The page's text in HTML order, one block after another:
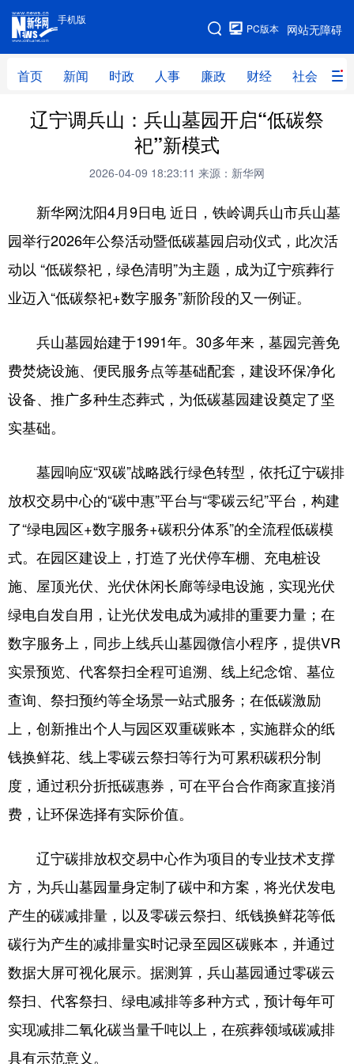
手机版
网站无障碍
PC版本
首页 新闻 时政 人事 廉政 财经 社会 科
手机版
网站地图
首页 新闻 时政 人事
财经 社会
体育 视频 直播 无人机
地方频道
辽宁 吉林 上海 江苏
浙江 安徽 福建 江西
四川 贵州 云南 西藏
新疆 内蒙古 黑龙江
多语种频道
English Español Français عربى
Русский язык 日本語 한국어
Deutsch Português
辽宁调兵山：兵山墓园开启“低碳祭
祀”新模式
2026-04-09 18:23:11 来源：新华网
新华网沈阳4月9日电 近日，铁岭调兵山市兵山墓
园举行2026年公祭活动暨低碳墓园启动仪式，此次活
动以 “低碳祭祀，绿色清明”为主题，成为辽宁殡葬行
业迈入“低碳祭祀+数字服务”新阶段的又一例证。
兵山墓园始建于1991年。30多年来，墓园完善免
费焚烧设施、便民服务点等基础配套，建设环保净化
设备、推广多种生态葬式，为低碳墓园建设奠定了坚
实基础。
墓园响应“双碳”战略践行绿色转型，依托辽宁碳排
放权交易中心的“碳中惠”平台与“零碳云纪”平台，构建
了“绿电园区+数字服务+碳积分体系”的全流程低碳模
式。在园区建设上，打造了光伏停车棚、充电桩设
施、屋顶光伏、光伏休闲长廊等绿电设施，实现光伏
绿电自发自用，让光伏发电成为减排的重要力量；在
数字服务上，同步上线兵山墓园微信小程序，提供VR
实景预览、代客祭扫全程可追溯、线上纪念馆、墓位
查询、祭扫预约等全场景一站式服务；在低碳激励
上，创新推出个人与园区双重碳账本，实施群众的纸
钱换鲜花、线上零碳云祭扫等行为可累积碳积分制
度，通过积分折抵碳惠券，可在平台合作商家直接消
费，让环保选择有实际价值。
辽宁碳排放权交易中心作为项目的专业技术支撑
方，为兵山墓园量身定制了碳中和方案，将光伏发电
产生的碳减排量，以及零碳云祭扫、纸钱换鲜花等低
碳行为产生的减排量实时记录至园区碳账本，并通过
数据大屏可视化展示。据测算，兵山墓园通过零碳云
祭扫、代客祭扫、绿电减排等多种方式，预计每年可
实现减排二氧化碳当量千吨以上，在殡葬领域碳减排
具有示范意义。